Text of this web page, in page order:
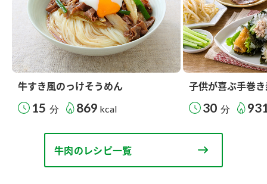
牛すき風のっけそうめん
15 分 869 kcal
子供が喜ぶ手巻
30 分
牛肉のレシピ一覧